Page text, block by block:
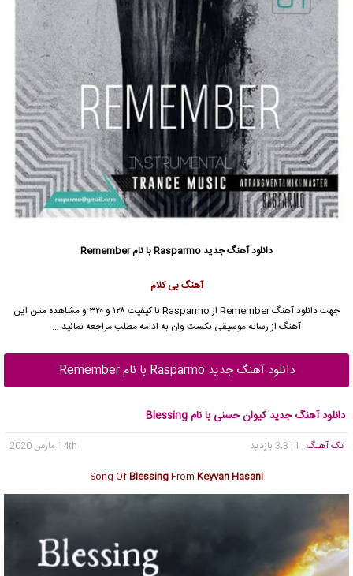
دانلود آهنگ جدید
آهنگ بی کلام
جهت دانلود آهنگ Remember از Rasparmo با کیفیت ۱۲۸ و ۳۲۰ و مشاهده متن این
آهنگ از رسانه موسیقی نکست وان به ادامه مطلب مراجعه نمائید …
دانلود آهنگ جدید Rasparmo با نام Remember
دانلود آهنگ جدید کیوان حسنی با نام Blessing
تک آهنگ , 3,311 بازدید
14th مارس 2020
Song OfBlessingFrom Keyvan Hasani